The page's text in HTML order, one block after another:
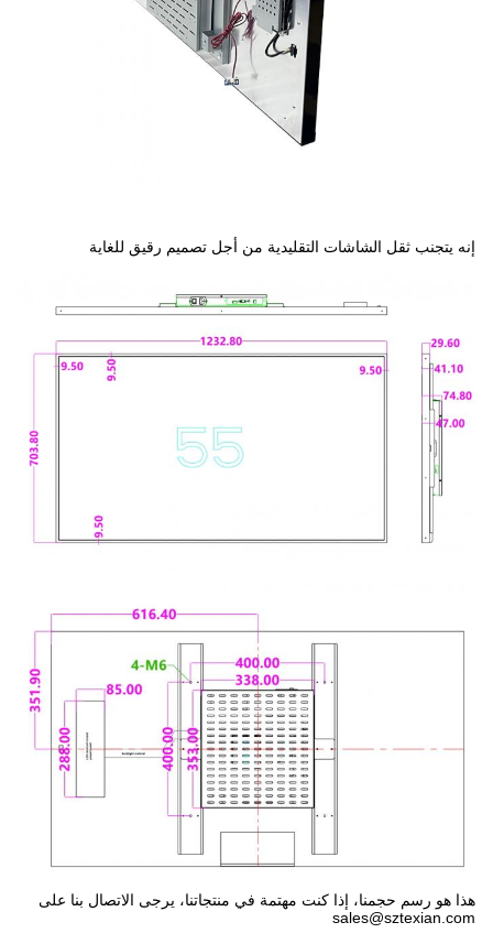
إنه يتجنب ثقل الشاشات التقليدية من أجل تصميم رقيق للغاية
هذا هو رسم حجمنا، إذا كنت مهتمة في منتجاتنا، يرجى الاتصال بنا على
sales@sztexian.com